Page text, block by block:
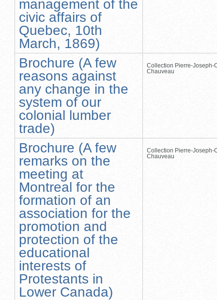
management of the
civic affairs of
Quebec, 10th
March, 1869)
Brochure (A few
reasons against
any change in the
system of our
colonial lumber
trade)
Collection Pierre-Joseph-
Chauveau
Brochure (A few
remarks on the
meeting at
Montreal for the
formation of an
association for the
promotion and
protection of the
educational
interests of
Protestants in
Lower Canada)
Collection Pierre-Joseph-
Chauveau